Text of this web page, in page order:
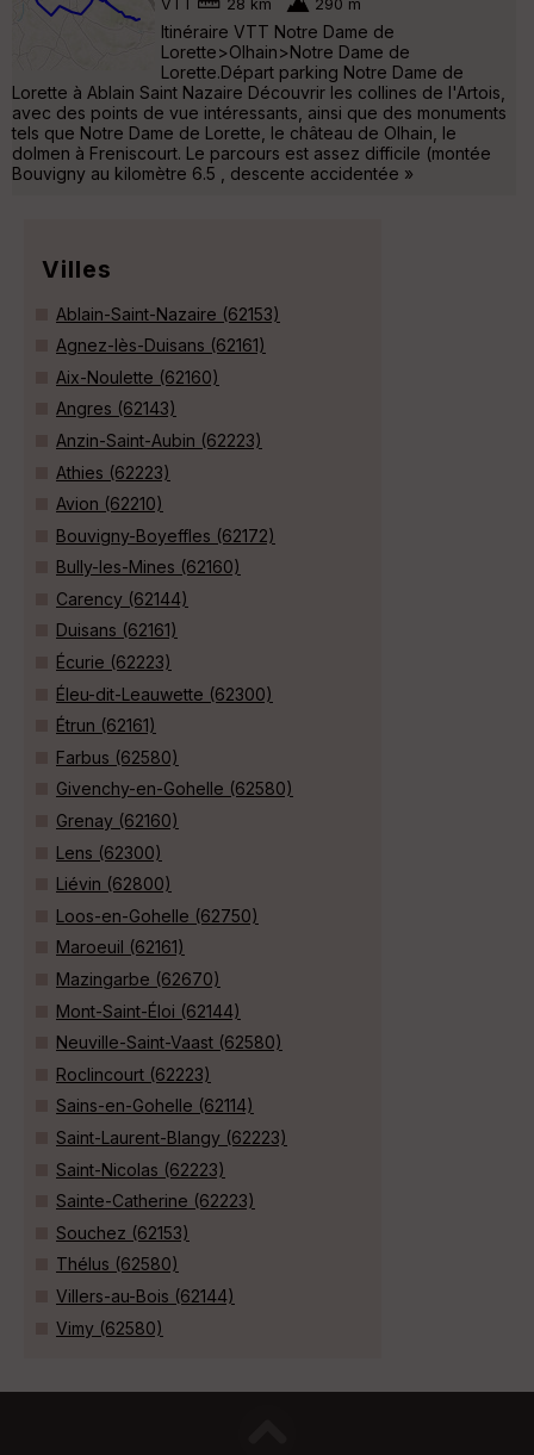
VTT 28 km 290 m
Itinéraire VTT Notre Dame de
Lorette>Olhain>Notre Dame de
Lorette.Départ parking Notre Dame de
Lorette à Ablain Saint Nazaire Découvrir les collines de l'Artois,
avec des points de vue intéressants, ainsi que des monuments
tels que Notre Dame de Lorette, le château de Olhain, le
dolmen à Freniscourt. Le parcours est assez difficile (montée
Bouvigny au kilomètre 6.5 , descente accidentée »
Villes
Ablain-Saint-Nazaire (62153)
Agnez-lès-Duisans (62161)
Aix-Noulette (62160)
Angres (62143)
Anzin-Saint-Aubin (62223)
Athies (62223)
Avion (62210)
Bouvigny-Boyeffles (62172)
Bully-les-Mines (62160)
Carency (62144)
Duisans (62161)
Écurie (62223)
Éleu-dit-Leauwette (62300)
Étrun (62161)
Farbus (62580)
Givenchy-en-Gohelle (62580)
Grenay (62160)
Lens (62300)
Liévin (62800)
Loos-en-Gohelle (62750)
Maroeuil (62161)
Mazingarbe (62670)
Mont-Saint-Éloi (62144)
Neuville-Saint-Vaast (62580)
Roclincourt (62223)
Sains-en-Gohelle (62114)
Saint-Laurent-Blangy (62223)
Saint-Nicolas (62223)
Sainte-Catherine (62223)
Souchez (62153)
Thélus (62580)
Villers-au-Bois (62144)
Vimy (62580)